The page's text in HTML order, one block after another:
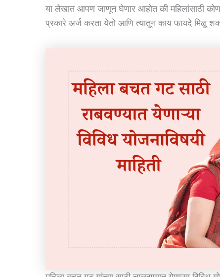
या लेखात आपण जाणून घेणार आहोत की महिलांसाठी
प्रकारे अर्ज करता येतो आणि त्यातून काय फायदे मिळू